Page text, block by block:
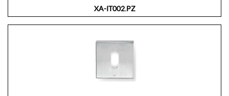
XA-IT002.PZ